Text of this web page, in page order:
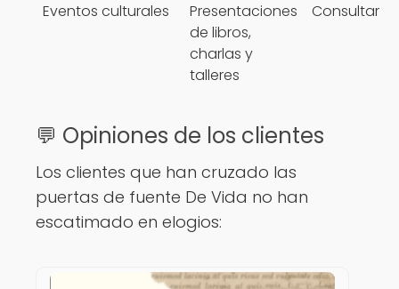
Eventos culturales
Presentaciones
de libros,
charlas y
talleres
Consultar
💬 Opiniones de los clientes
Los clientes que han cruzado las
puertas de fuente De Vida no han
escatimado en elogios: